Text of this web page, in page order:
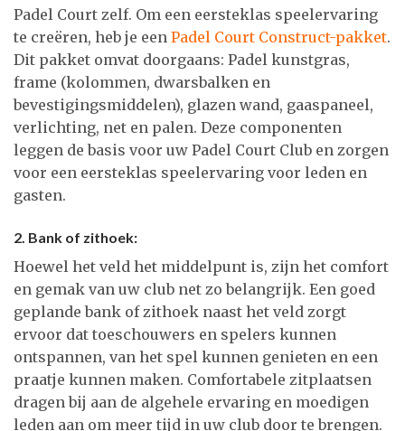
Padel Court zelf. Om een eersteklas speelervaring
te creëren, heb je een Padel Court Construct-pakket.
Dit pakket omvat doorgaans: Padel kunstgras,
frame (kolommen, dwarsbalken en
bevestigingsmiddelen), glazen wand, gaaspaneel,
verlichting, net en palen. Deze componenten
leggen de basis voor uw Padel Court Club en zorgen
voor een eersteklas speelervaring voor leden en
gasten.
2. Bank of zithoek:
Hoewel het veld het middelpunt is, zijn het comfort
en gemak van uw club net zo belangrijk. Een goed
geplande bank of zithoek naast het veld zorgt
ervoor dat toeschouwers en spelers kunnen
ontspannen, van het spel kunnen genieten en een
praatje kunnen maken. Comfortabele zitplaatsen
dragen bij aan de algehele ervaring en moedigen
leden aan om meer tijd in uw club door te brengen.